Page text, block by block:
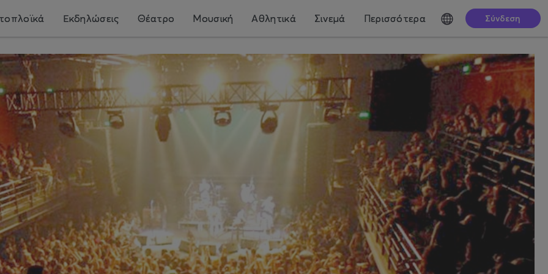
Εκδηλώσεις Θέατρο Μουσική Αθλητικά Σινεμά Περισσότερα Σύνδεση